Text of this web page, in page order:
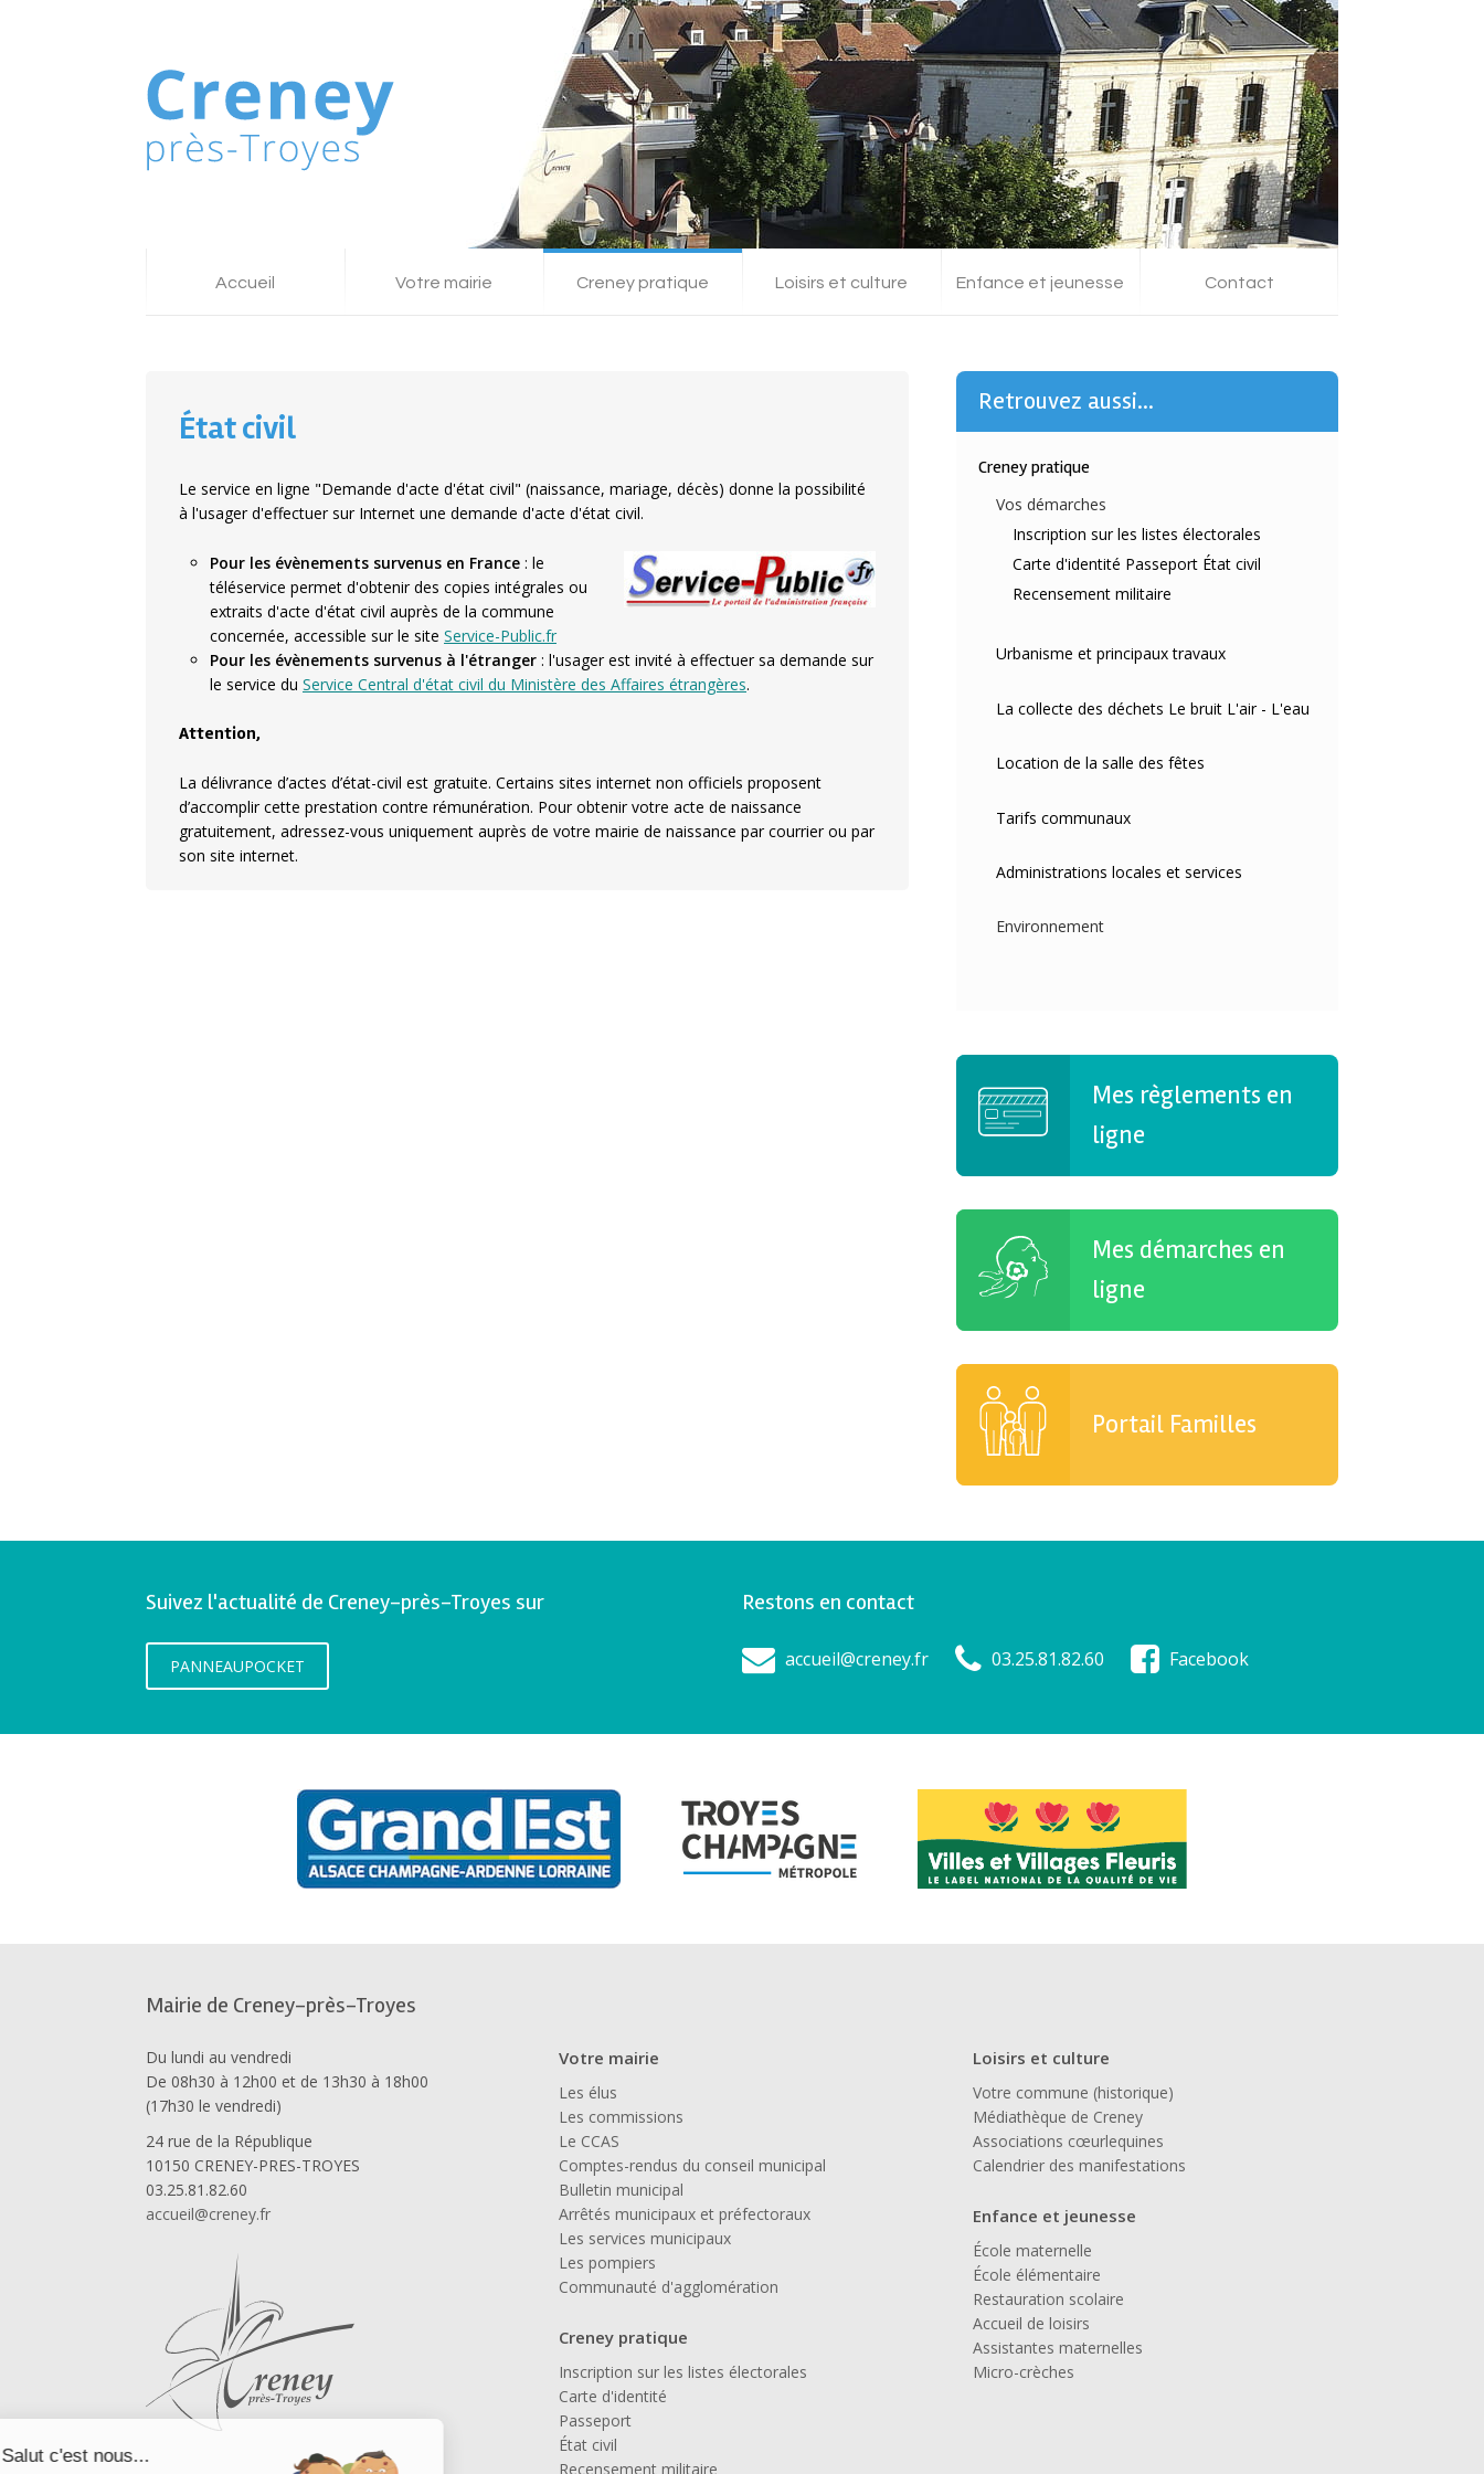
Accueil Votre mairie Creney pratique Loisirs et culture Enfance et jeunesse Contact
État civil
Le service en ligne "Demande d'acte d'état civil" (naissance, mariage, décès) donne la possibilité
à l'usager d'effectuer sur Internet une demande d'acte d'état civil.
Pour les évènements survenus en France : le
téléservice permet d'obtenir des copies intégrales ou
extraits d'acte d'état civil auprès de la commune
concernée, accessible sur le site Service-Public.fr
Pour les évènements survenus à l'étranger : l'usager est invité à effectuer sa demande sur
le service du Service Central d'état civil du Ministère des Affaires étrangères.
Attention,
La délivrance d’actes d’état-civil est gratuite. Certains sites internet non officiels proposent
d’accomplir cette prestation contre rémunération. Pour obtenir votre acte de naissance
gratuitement, adressez-vous uniquement auprès de votre mairie de naissance par courrier ou par
son site internet.
Retrouvez aussi...
Creney pratique
Vos démarches
Inscription sur les listes électorales
Carte d'identité Passeport État civil
Recensement militaire
Urbanisme et principaux travaux
La collecte des déchets Le bruit L'air - L'eau
Location de la salle des fêtes
Tarifs communaux
Administrations locales et services
Environnement
Mes règlements en
ligne
Mes démarches en
ligne
Portail Familles
Suivez l'actualité de Creney-près-Troyes sur
PANNEAUPOCKET
Restons en contact
accueil@creney.fr 03.25.81.82.60 Facebook
Mairie de Creney-près-Troyes
Du lundi au vendredi
De 08h30 à 12h00 et de 13h30 à 18h00
(17h30 le vendredi)
24 rue de la République
10150 CRENEY-PRES-TROYES
03.25.81.82.60
accueil@creney.fr
Votre mairie
Les élus
Les commissions
Le CCAS
Comptes-rendus du conseil municipal
Bulletin municipal
Arrêtés municipaux et préfectoraux
Les services municipaux
Les pompiers
Communauté d'agglomération
Creney pratique
Inscription sur les listes électorales
Carte d'identité
Passeport
État civil
Recensement militaire
Loisirs et culture
Votre commune (historique)
Médiathèque de Creney
Associations cœurlequines
Calendrier des manifestations
Enfance et jeunesse
École maternelle
École élémentaire
Restauration scolaire
Accueil de loisirs
Assistantes maternelles
Micro-crèches
Salut c'est nous...